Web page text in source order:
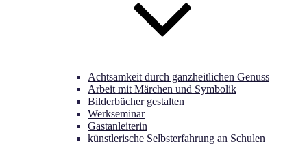
Achtsamkeit durch ganzheitlichen Genuss
Arbeit mit Märchen und Symbolik
Bilderbücher gestalten
Werkseminar
Gastanleiterin
künstlerische Selbsterfahrung an Schulen